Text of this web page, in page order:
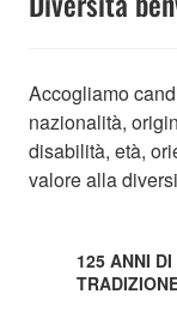
Accogliamo
nazionalità,
disabilità, età,
valore alla
125 ANNI